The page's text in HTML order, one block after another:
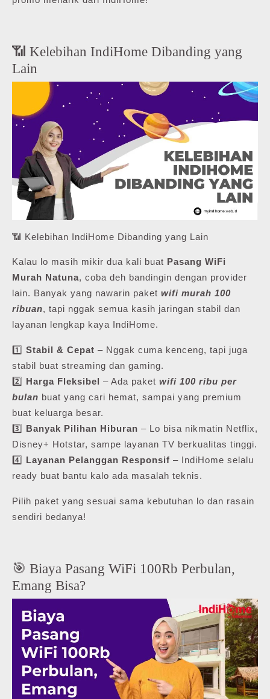
📶 Kelebihan IndiHome Dibanding yang
Lain
📶 Kelebihan IndiHome Dibanding yang Lain
Kalau lo masih mikir dua kali buat Pasang WiFi
Murah Natuna, coba deh bandingin dengan provider
lain. Banyak yang nawarin paket wifi murah 100
ribuan, tapi nggak semua kasih jaringan stabil dan
layanan lengkap kaya IndiHome.
1️⃣ Stabil & Cepat – Nggak cuma kenceng, tapi juga
stabil buat streaming dan gaming.
2️⃣ Harga Fleksibel – Ada paket wifi 100 ribu per
bulan buat yang cari hemat, sampai yang premium
buat keluarga besar.
3️⃣ Banyak Pilihan Hiburan – Lo bisa nikmatin Netflix,
Disney+ Hotstar, sampe layanan TV berkualitas tinggi.
4️⃣ Layanan Pelanggan Responsif – IndiHome selalu
ready buat bantu kalo ada masalah teknis.
Pilih paket yang sesuai sama kebutuhan lo dan rasain
sendiri bedanya!
🎯 Biaya Pasang WiFi 100Rb Perbulan,
Emang Bisa?